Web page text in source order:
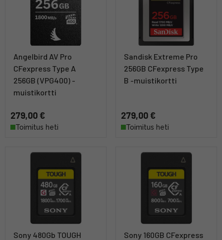
Angelbird AV Pro
CFexpress Type A
256GB (VPG400) -
muistikortti
279,00 €
Toimitus heti
Sandisk Extreme Pro
256GB CFexpress Type
B -muistikortti
279,00 €
Toimitus heti
Sony 480Gb TOUGH
Sony 160GB CFexpress